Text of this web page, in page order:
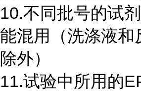
10.不同批号的试
能混用（洗涤液和
除外）
11.试验中所用的